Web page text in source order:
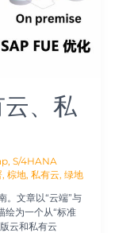
、私
,S/4HANA
,棕地,私有云,绿地
。文章以“云端”与
绘为一个从“标准
云和私有云